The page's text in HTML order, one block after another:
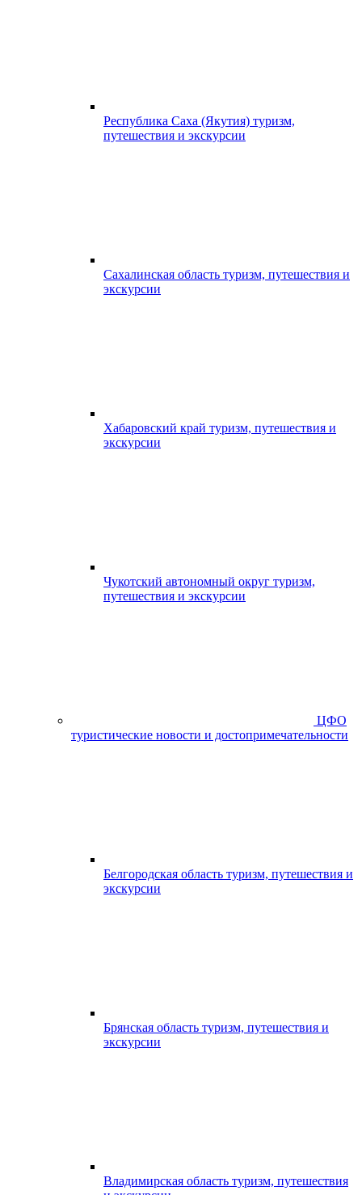
Республика Саха (Якутия) туризм,
путешествия и экскурсии
Сахалинская область туризм, путешествия и
экскурсии
Хабаровский край туризм, путешествия и
экскурсии
Чукотский автономный округ туризм,
путешествия и экскурсии
ЦФО
туристические новости и достопримечательности
Белгородская область туризм, путешествия и
экскурсии
Брянская область туризм, путешествия и
экскурсии
Владимирская область туризм, путешествия